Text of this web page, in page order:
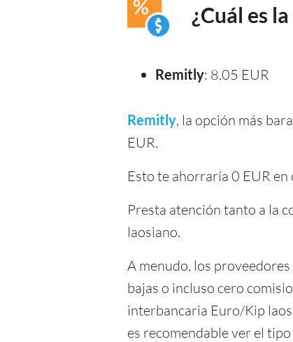
¿Cuál es
Remitly: 8.05 EUR
Remitly, la opción más
EUR.
Esto te ahorraría 0 EUR
Presta atención tanto a la
laosiano.
A menudo, los
bajas o incluso cero
interbancaria Euro/Kip
es recomendable ver el